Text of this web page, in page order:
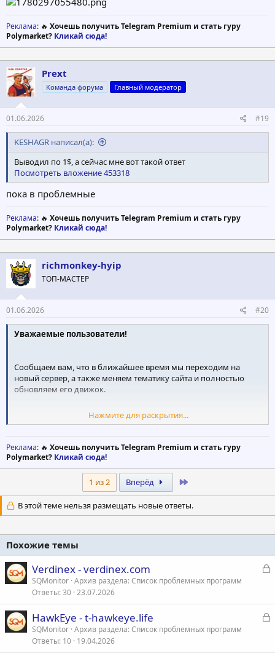
Реклама: 🔥 Хочешь получить Telegram Premium и стать гуру
Polymarket? Кликай сюда!
Prext
Команда форума Главный модератор
01.06.2026 #19
KESHAGR написал(а):
Выводил по 1$, а сейчас мне вот такой ответ
Посмотреть вложение 453318
пока в проблемные
Реклама: 🔥 Хочешь получить Telegram Premium и стать гуру
Polymarket? Кликай сюда!
richmonkey-hyip
ТОП-МАСТЕР
01.06.2026 #20
Уважаемые пользователи!
Сообщаем вам, что в ближайшее время мы переходим на
новый сервер, а также меняем тематику сайта и полностью
обновляем его движок.
В связи с этим возможны временные технические работы,
которые могут занять несколько дней. Просим отнестись к
этому с пониманием.
Хотим заверить вас, что все ваши средства находятся в
безопасности. После завершения работ вы получите свой
депозит с дополнительным бонусом+20%.
Все аккаунты пользователей будут сохранены. Мы вручную
сформируем таблицу, в которой будут указаны ваши аккаунты
и привязанные кошельки. После завершения переноса все
средства будут отправлены на тот кошелёк, с которого был
внесён депозит.
Альтернативный вариант
Вместо возврата депозита вы можете получить бота для
автоматического copy trading на Polymarket. По вашему
желанию мы можем обменять стоимость вашего депозита на
Нажмите для раскрытия...
Реклама: 🔥 Хочешь получить Telegram Premium и стать гуру
Polymarket? Кликай сюда!
1 из 2 Вперёд
В этой теме нельзя размещать новые ответы.
Похожие темы
З
Verdinex - verdinex.com
SQMonitor Архив раздела: Список проблемных программ
Ответы 30 23.07.2026
З
HawkEye - t-hawkeye.life
SQMonitor Архив раздела: Список проблемных программ
Ответы 10 19.04.2026